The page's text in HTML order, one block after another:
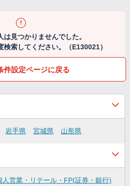
は見つかりませんでした。
索してください。（E130021）
件設定ページに戻る
岩手県 宮城県 山形県
人営業・リテール・FP(証券・銀行)